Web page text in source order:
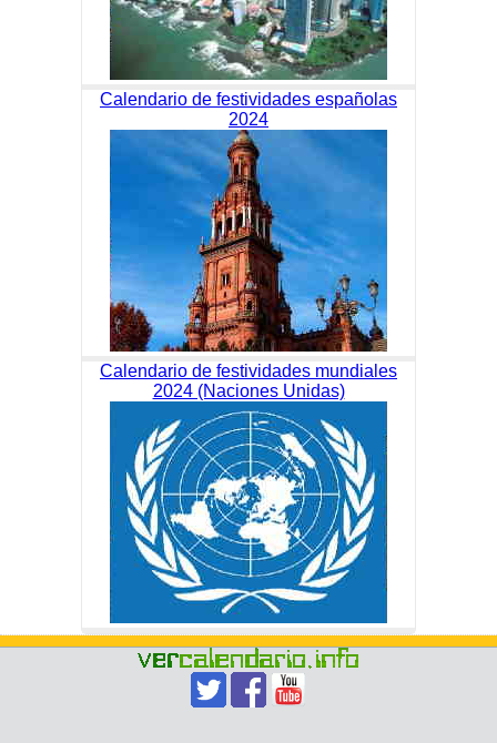
Calendario de festividades españolas
2024
Calendario de festividades mundiales
2024 (Naciones Unidas)